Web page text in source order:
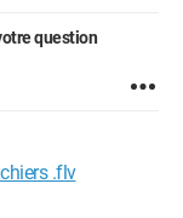
question
.flv